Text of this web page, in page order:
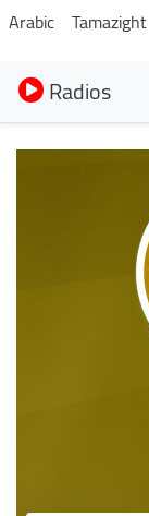
Arabic Tamazight
Radios